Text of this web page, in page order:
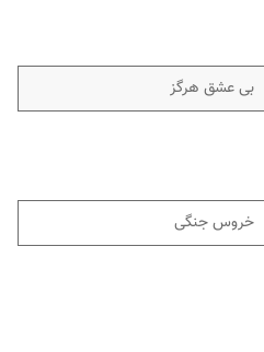
بی عشق هرگز
خروس جنگی